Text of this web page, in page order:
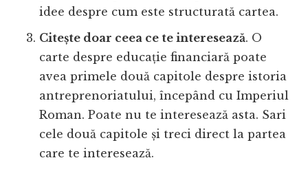
idee despre cum este structurată cartea.
Citește doar ceea ce te interesează. O
carte despre educație financiară poate
avea primele două capitole despre istoria
antreprenoriatului, începând cu Imperiul
Roman. Poate nu te interesează asta. Sari
cele două capitole și treci direct la partea
care te interesează.